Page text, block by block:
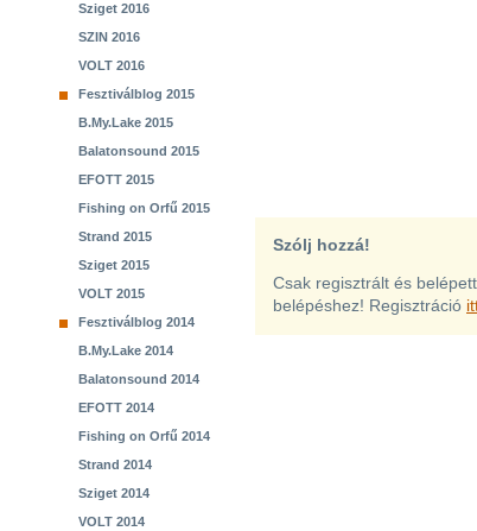
Sziget 2016
SZIN 2016
VOLT 2016
Fesztiválblog 2015
B.My.Lake 2015
Balatonsound 2015
EFOTT 2015
Fishing on Orfű 2015
Strand 2015
Sziget 2015
VOLT 2015
Fesztiválblog 2014
B.My.Lake 2014
Balatonsound 2014
EFOTT 2014
Fishing on Orfű 2014
Strand 2014
Sziget 2014
VOLT 2014
Szólj hozzá!
Csak regisztrált és
belépéshez! Regisztráció